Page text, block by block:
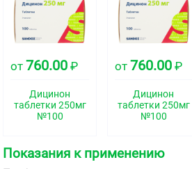
от760.00 ₽
Дицинон
таблетки 250мг
№100
от 760.00₽
Дицинон
таблетки 250мг
№100
Показания к применению